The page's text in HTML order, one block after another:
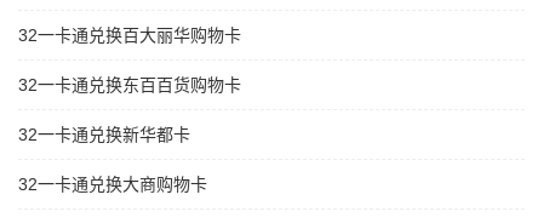
32一卡通兑换百大丽华购物卡
32一卡通兑换东百百货购物卡
32一卡通兑换新华都卡
32一卡通兑换大商购物卡